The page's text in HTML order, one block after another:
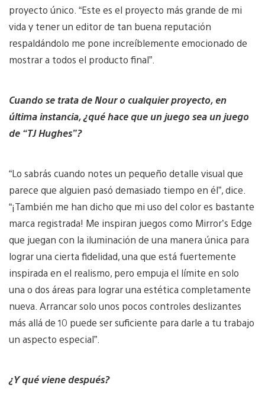
proyecto único. “Este es el proyecto más grande de mi
vida y tener un editor de tan buena reputación
respaldándolo me pone increíblemente emocionado de
mostrar a todos el producto final”.
Cuando se trata de Nour o cualquier proyecto, en
última instancia, ¿qué hace que un juego sea un juego
de “TJ Hughes”?
“Lo sabrás cuando notes un pequeño detalle visual que
parece que alguien pasó demasiado tiempo en él”, dice.
“¡También me han dicho que mi uso del color es bastante
marca registrada! Me inspiran juegos como Mirror’s Edge
que juegan con la iluminación de una manera única para
lograr una cierta fidelidad, una que está fuertemente
inspirada en el realismo, pero empuja el límite en solo
una o dos áreas para lograr una estética completamente
nueva. Arrancar solo unos pocos controles deslizantes
más allá de 10 puede ser suficiente para darle a tu trabajo
un aspecto especial”.
¿Y qué viene después?